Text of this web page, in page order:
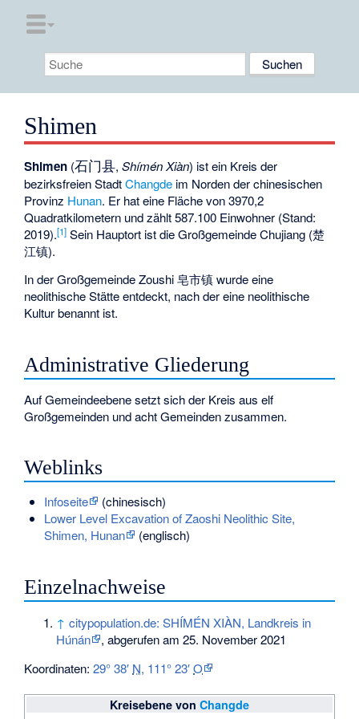
Shimen
Shimen (石门县,Shímén Xiàn) ist ein Kreis der
bezirksfreien StadtChangde im Norden der chinesischen
Provinz Hunan. Er hat eine Fläche von 3970,2
Quadratkilometern und zählt 587.100 Einwohner (Stand:
2019).[1] Sein Hauptort ist die Großgemeinde Chujiang (楚
江镇).
In der Großgemeinde Zoushi 皂市镇 wurde eine
neolithische Stätte entdeckt, nach der eine neolithische
Kultur benannt ist.
Administrative Gliederung
Auf Gemeindeebene setzt sich der Kreis aus elf
Großgemeinden und acht Gemeinden zusammen.
Weblinks
Infoseite
(chinesisch)
Lower Level Excavation of Zaoshi Neolithic Site,
Shimen, Hunan
(englisch)
Einzelnachweise
↑ citypopulation.de: SHÍMÉN XIÀN, Landkreis in
Húnán
, abgerufen am 25. November 2021
Koordinaten:29° 38′ N, 111° 23′O
Kreisebene von Changde